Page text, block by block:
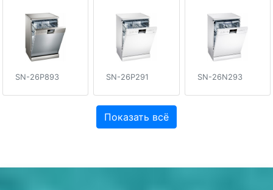
SN-26P893 SN-26P291 SN-26N293
Показать всё